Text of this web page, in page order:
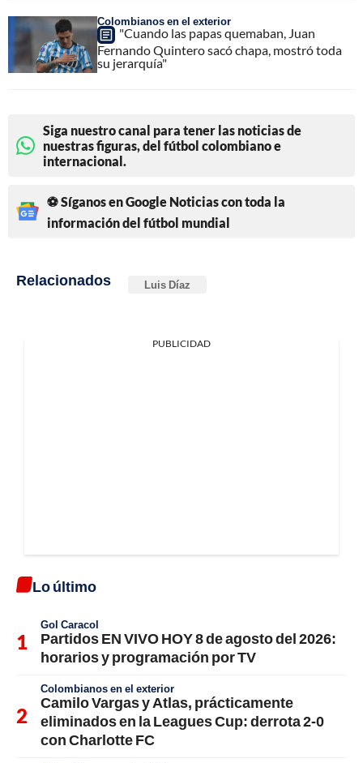
Colombianos en el exterior
"Cuando las papas quemaban, Juan
Fernando Quintero sacó chapa, mostró toda
su jerarquía"
Siga nuestro canal para tener las noticias de
nuestras figuras, del fútbol colombiano e
internacional.
⚽ Síganos en Google Noticias con toda la
información del fútbol mundial
Relacionados Luis Díaz
PUBLICIDAD
Lo último
Gol Caracol
Partidos EN VIVO HOY 8 de agosto del 2026:
horarios y programación por TV
Colombianos en el exterior
Camilo Vargas y Atlas, prácticamente
eliminados en la Leagues Cup: derrota 2-0
con Charlotte FC